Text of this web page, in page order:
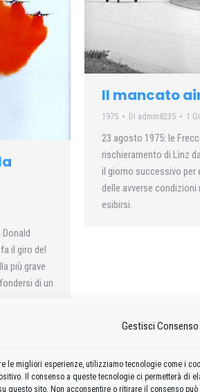
Gestisci
le migliori esperienze, utilizziamo tecnologie come i
Il consenso a queste tecnologie ci permetterà di
questo sito. Non acconsentire o ritirare il consenso
il giro del
più grave
di un
Il mancato
1975 Di admin8235 1
23 agosto 1975: le
rischieramento di Linz
il giorno successivo per
delle avverse
esibirsi.